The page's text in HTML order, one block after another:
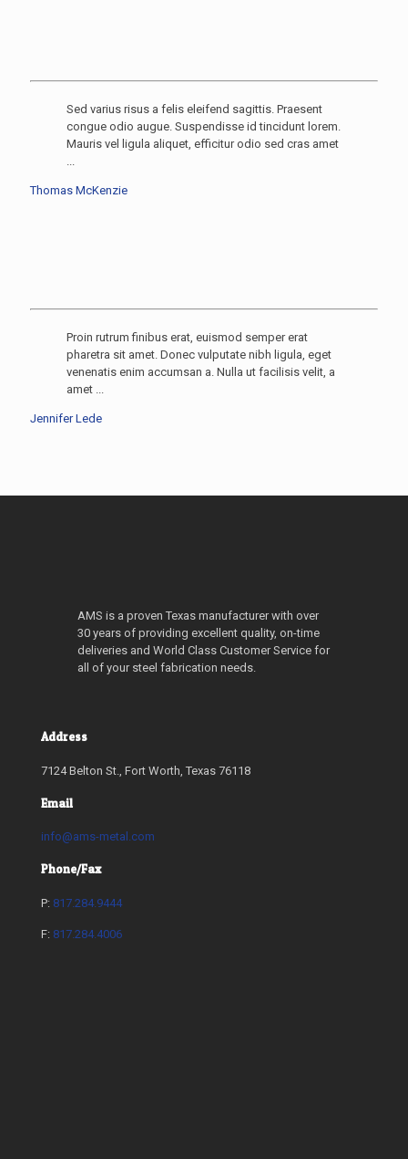
Sed varius risus a felis eleifend sagittis. Praesent
congue odio augue. Suspendisse id tincidunt lorem.
Mauris vel ligula aliquet, efficitur odio sed cras amet
...
Thomas McKenzie
Proin rutrum finibus erat, euismod semper erat
pharetra sit amet. Donec vulputate nibh ligula, eget
venenatis enim accumsan a. Nulla ut facilisis velit, a
amet ...
Jennifer Lede
AMS is a proven Texas manufacturer with over
30 years of providing excellent quality, on-time
deliveries and World Class Customer Service for
all of your steel fabrication needs.
Address
7124 Belton St., Fort Worth, Texas 76118
Email
info@ams-metal.com
Phone/Fax
P: 817.284.9444
F: 817.284.4006